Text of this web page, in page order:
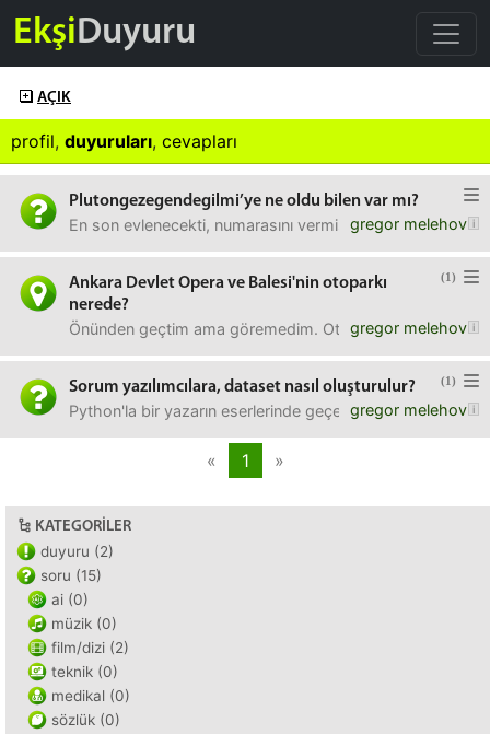
EkşiDuyuru
AÇIK
profil, duyuruları, cevapları
Plutongezegendegilmi’ye ne oldu bilen var mı?
gregor melehov
En son evlenecekti, numarasını vermişti bana ama
(1)
Ankara Devlet Opera ve Balesi'nin otoparkı
nerede?
gregor melehov
Önünden geçtim ama göremedim. Otoparkı yoksa, en
(1)
Sorum yazılımcılara, dataset nasıl oluşturulur?
gregor melehov
Python'la bir yazarın eserlerinde geçen yerleri
« 1 »
KATEGORILER
duyuru (2)
soru (15)
ai (0)
müzik (0)
film/dizi (2)
teknik (0)
medikal (0)
sözlük (0)